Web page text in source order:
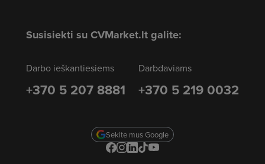
Susisiekti su CVMarket.lt galite:
Darbo ieškantiesiems
+370 5 207 8881
Darbdaviams
+370 5 219 0032
Sekite mus Google